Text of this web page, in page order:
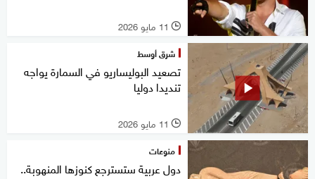
l 11 مايو 2026
شرق أوسط
تصعيد البوليساريو في السمارة يواجه
تنديدا دوليا
l 11 مايو 2026
منوعات
دول عربية ستسترجع كنوزها المنهوبة..